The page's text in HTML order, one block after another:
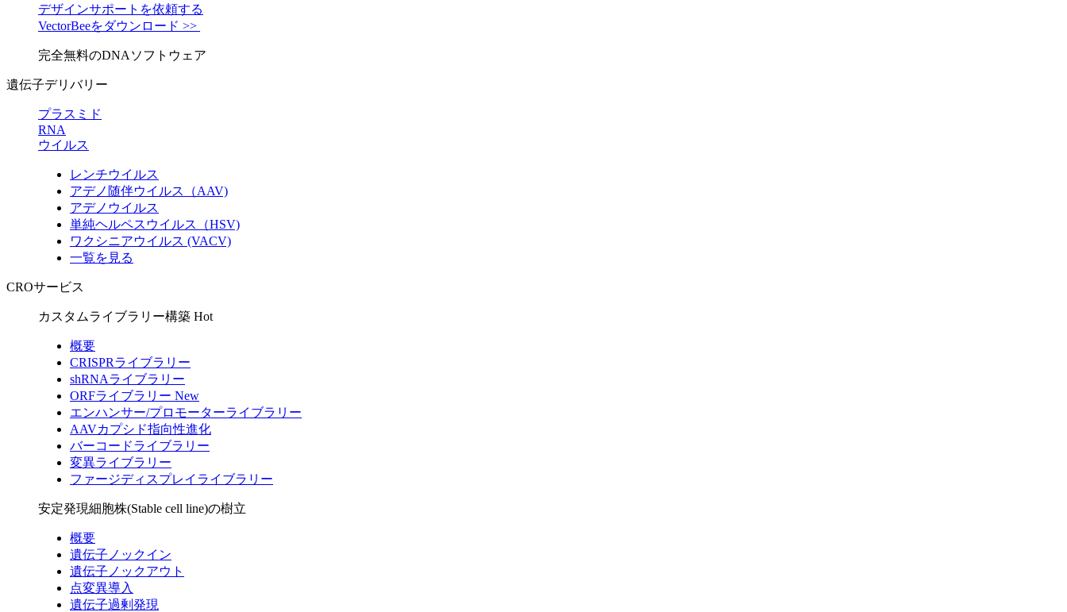
デザインサポートを依頼する
VectorBeeをダウンロード >>
完全無料のDNAソフトウェア
遺伝子デリバリー
プラスミド
RNA
ウイルス
レンチウイルス
アデノ随伴ウイルス（AAV)
アデノウイルス
単純ヘルペスウイルス（HSV)
ワクシニアウイルス (VACV)
一覧を見る
CROサービス
カスタムライブラリー構築 Hot
概要
CRISPRライブラリー
shRNAライブラリー
ORFライブラリー New
エンハンサー/プロモーターライブラリー
AAVカプシド指向性進化
バーコードライブラリー
変異ライブラリー
ファージディスプレイライブラリー
安定発現細胞株(Stable cell line)の樹立
概要
遺伝子ノックイン
遺伝子ノックアウト
点変異導入
遺伝子過剰発現